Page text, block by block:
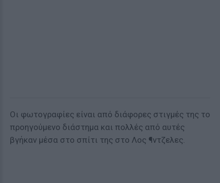
Οι φωτογραφίες είναι από διάφορες στιγμές της το
προηγούμενο διάστημα και πολλές από αυτές
βγήκαν μέσα στο σπίτι της στο Λος ¶ντζελες.